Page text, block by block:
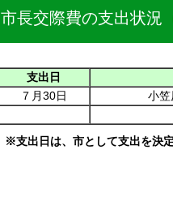
市長交際費の支出状況
支出日
７月30日
小笠
※支出日は、市として支出を決